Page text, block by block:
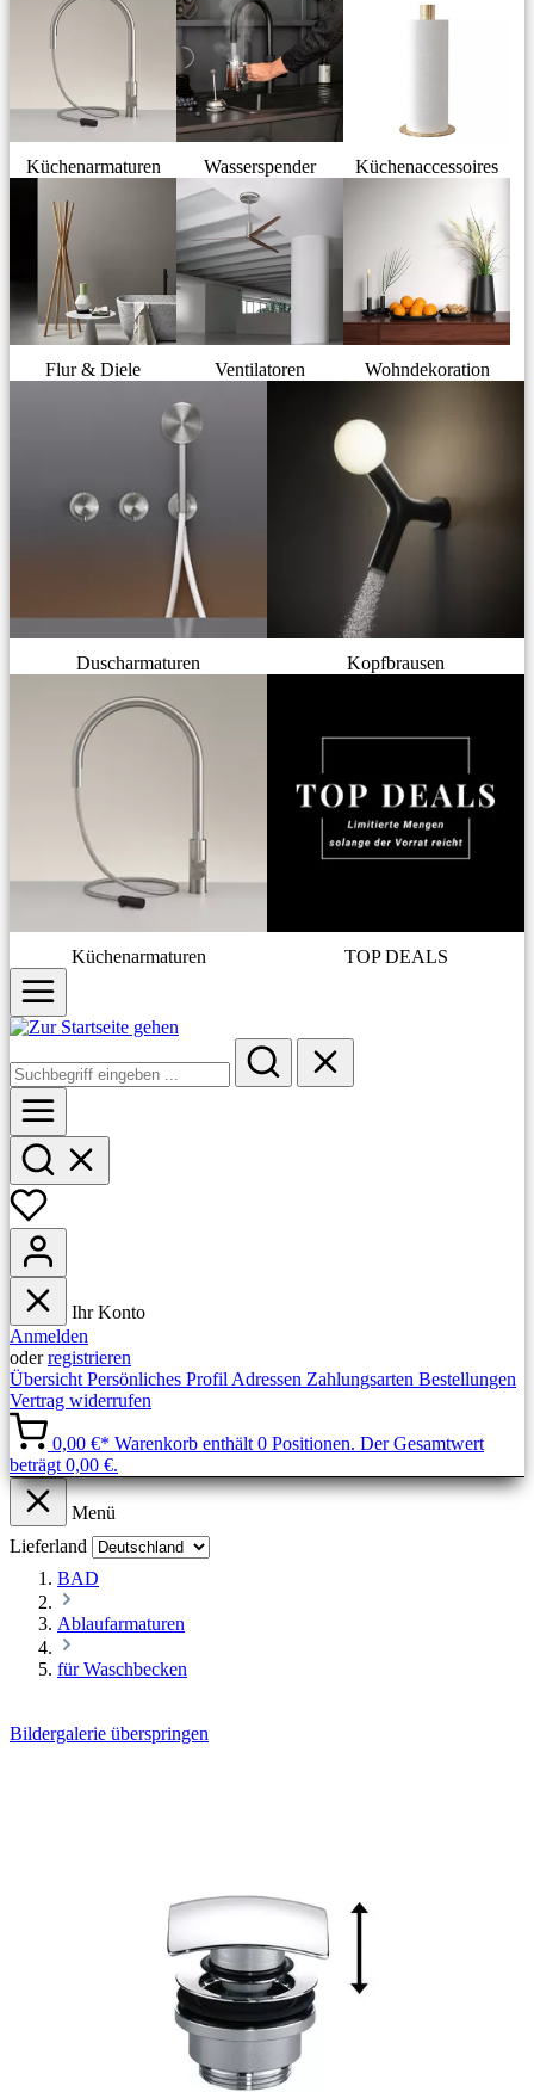
Küchenarmaturen Wasserspender Küchenaccessoires
Flur & Diele Ventilatoren Wohndekoration
Duscharmaturen Kopfbrausen
Küchenarmaturen TOP DEALS
Ihr Konto
Anmelden
oderregistrieren
Übersicht Persönliches Profil Adressen Zahlungsarten Bestellungen
Vertrag widerrufen
0,00 €* Warenkorb enthält 0 Positionen. Der Gesamtwert
beträgt 0,00 €.
Menü
Lieferland
BAD
Ablaufarmaturen
für Waschbecken
Bildergalerie überspringen